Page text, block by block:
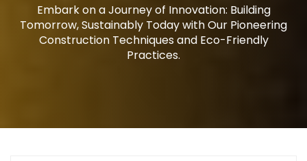
Embark on a Journey of Innovation: Building
Tomorrow, Sustainably Today with Our Pioneering
Construction Techniques and Eco-Friendly
Practices.